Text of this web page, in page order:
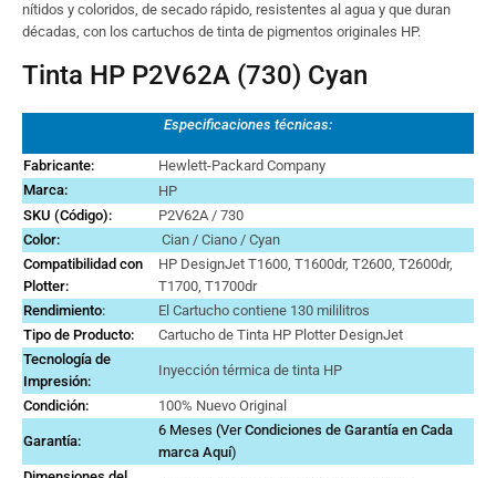
nítidos y coloridos, de secado rápido, resistentes al agua y que duran
décadas, con los cartuchos de tinta de pigmentos originales HP.
Tinta HP P2V62A (730) Cyan
Especificaciones técnicas:
Fabricante:
Hewlett-Packard Company
Marca:
HP
SKU (Código):
P2V62A / 730
Color:
Cian / Ciano / Cyan
Compatibilidad con
Plotter:
HP DesignJet T1600, T1600dr, T2600, T2600dr,
T1700, T1700dr
Rendimiento:
El Cartucho contiene 130 mililitros
Tipo de Producto:
Cartucho de Tinta HP Plotter DesignJet
Tecnología de
Impresión:
Inyección térmica de tinta HP
Condición: 100% Nuevo Original
Garantía:
6 Meses (Ver Condiciones de Garantía en Cada
marca Aquí)